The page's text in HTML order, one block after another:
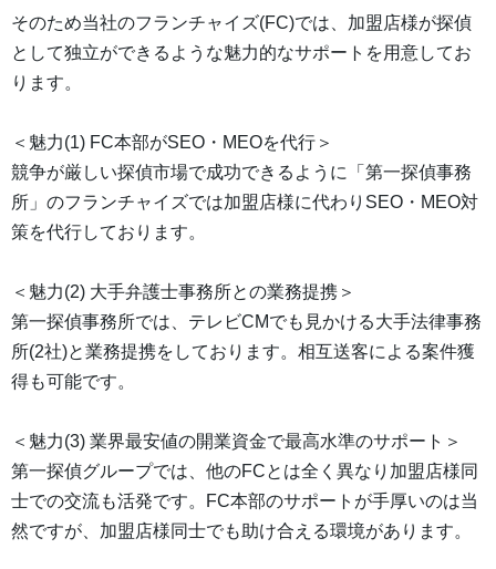
そのため当社のフランチャイズ(FC)では、加盟店様が探偵
として独立ができるような魅力的なサポートを用意してお
ります。
＜魅力(1) FC本部がSEO・MEOを代行＞
競争が厳しい探偵市場で成功できるように「第一探偵事務
所」のフランチャイズでは加盟店様に代わりSEO・MEO対
策を代行しております。
＜魅力(2) 大手弁護士事務所との業務提携＞
第一探偵事務所では、テレビCMでも見かける大手法律事務
所(2社)と業務提携をしております。相互送客による案件獲
得も可能です。
＜魅力(3) 業界最安値の開業資金で最高水準のサポート＞
第一探偵グループでは、他のFCとは全く異なり加盟店様同
士での交流も活発です。FC本部のサポートが手厚いのは当
然ですが、加盟店様同士でも助け合える環境があります。